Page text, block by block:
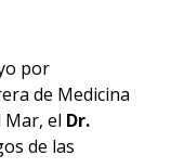
por
de Medicina
Mar, el Dr.
de las